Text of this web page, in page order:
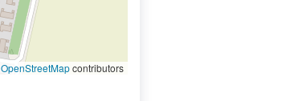
OpenStreetMapcontributors